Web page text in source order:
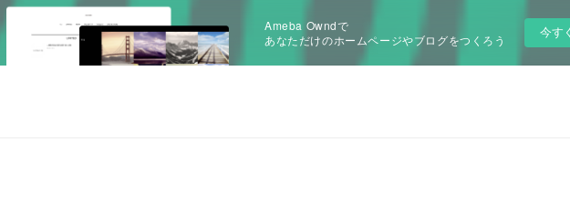
Ameba Owndで
あなただけのホームページやブログをつくろう
今す